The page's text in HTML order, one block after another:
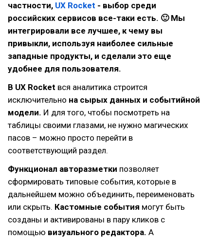
частности, UX Rocket - выбор среди
российских сервисов все-таки есть. 🙂 Мы
интегрировали все лучшее, к чему вы
привыкли, используя наиболее сильные
западные продукты, и сделали это еще
удобнее для пользователя.
В UX Rocket вся аналитика строится
исключительно на сырых данных и событийной
модели. И для того, чтобы посмотреть на
таблицы своими глазами, не нужно магических
пасов – можно просто перейти в
соответствующий раздел.
Функционал авторазметки позволяет
сформировать типовые события, которые в
дальнейшем можно объединить, переименовать
или скрыть. Кастомные события могут быть
созданы и активированы в пару кликов с
помощью визуального редактора. А